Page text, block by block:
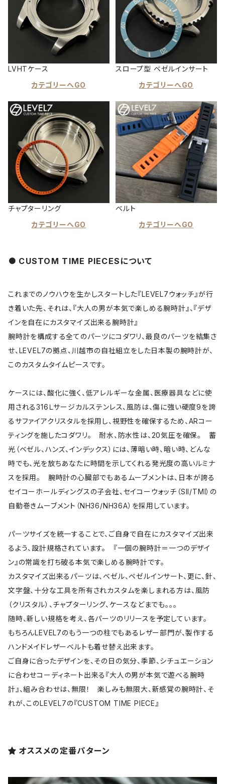
LVHTケース
カテゴリーへGO
スロープ型 ベゼルインサート
カテゴリーへGO
チャプターリング
カテゴリーへGO
ベルト
カテゴリーへGO
CUSTOM TIME PIECESについて
これまでのノウハウを生かしスタートした『LEVEL7ウォッチ』が行
き着いた先、それは、『大人の男が本気で楽しめる腕時計』、『デザ
インを自在にカスタマイズ出来る腕時計』
腕時計を構成する全てのパーツにコダワリ、最良のパーツを結集さ
せ、LEVEL7の拠点、川越市の自社組立をした日本製の腕時計が、
このカスタムタイムピースです。
ケースには、酸化に強く、低アレルギーな金属、医療器具などに使
用される316Ｌサージカルステンレス、風防は、傷に強い硬度9を誇
るサファイアクリスタルを採用し、視野性を確保するため、ARコー
ティングを施したコダワリ。 耐水、防水性は、20気圧を確保。 蓄
光（ベゼル、ハンズ、インデックス）には、薄暗い時、暗い時、どんな
時でも、光を放ちあなたに時間を示してくれる発光度の高いルミナ
スを採用。 腕時計の心臓部でもあるムーブメントは、日本が誇る
セイコーホールディングスの子会社、セイコーウォッチ（SII/TMI）の
自動巻きムーブメント（NH36/NH36A）を採用しています。
パーツサイズを統一することで、ご自身で自在にカスタマイズ出来
るよう、設計規格されています。 『一個の腕時計＝一つのデザイ
ン』の常識を打ち破る本気で楽しめる腕時計です。
カスタマイズ出来るパーツは、ベゼル、ベゼルインサート、更に、針、
文字盤、十分な工具を所有されカスタムを楽しまれる方は、風防
（クリスタル）、チャプターリング、ケースなどまでも。。。
随時、新しい規格を考え、各パーツのリリースを予定しています。
もちろんLEVEL7のもう一つの柱でもあるレザー部門が、製作する
ハンドメイドレザーベルトも着せ替え出来ます。
ご自身に合ったデザインを、その日の気分、季節、シチュエーション
に合わせコーディネート出来る『大人の男が本気で遊べる腕時
計』、組み合わせは、無限！ 楽しみも無限大、新感覚の腕時計、そ
れが、このLEVEL7の『CUSTOM TIME PIECE』
オススメの定番パターン